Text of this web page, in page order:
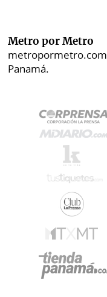
Metro por Metro
metropormetro.com
Panamá.